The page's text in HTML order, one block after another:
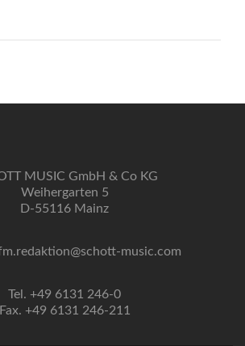
MUSIC GmbH & Co KG
Weihergarten 5
D-55116 Mainz
music.com
Tel. +49 6131 246-0
Fax. +49 6131 246-211